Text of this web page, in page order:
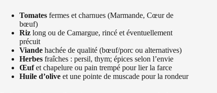
Tomates fermes et charnues (Marmande, Cœur de
bœuf)
Riz long ou de Camargue, rincé et éventuellement
précuit
Viande hachée de qualité (bœuf/porc ou alternatives)
Herbes fraîches : persil, thym; épices selon l’envie
Œufet chapelure ou pain trempé pour lier la farce
Huile d’olive et une pointe de muscade pour la rondeur